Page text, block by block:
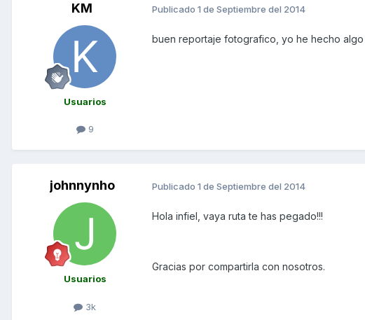
KM
Usuarios
9
Publicado 1 de Septiembre del 2014
buen reportaje fotografico, yo he hecho
johnnynho
Usuarios
3k
Publicado 1 de Septiembre del 2014
Hola infiel, vaya ruta te has pegado!!!
Gracias por compartirla con nosotros.